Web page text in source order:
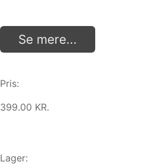
Se mere...
Pris:
399.00 KR.
Lager: